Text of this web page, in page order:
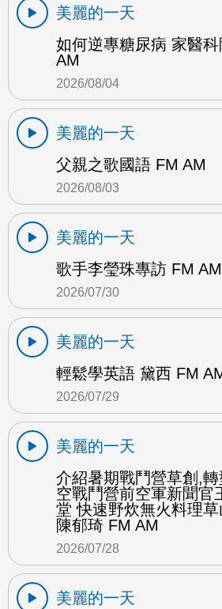
美麗的一天
如何逆專糖尿病 家醫
AM
2026/08/04
美麗的一天
父親之歌國語 FM AM
2026/08/03
美麗的一天
歌手李瑩珠專訪 FM AM
2026/07/30
美麗的一天
輕鬆學英語 黛西 FM
2026/07/29
美麗的一天
介紹暑期戰鬥營草創,
空戰鬥營前空軍新聞官
堂 快速野炊無火料理
陳郁琦 FM AM
2026/07/28
美麗的一天